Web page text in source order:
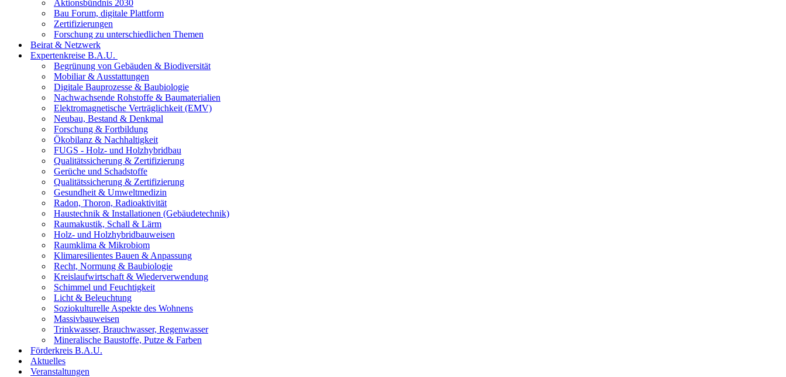
Aktionsbündnis 2030
Bau Forum, digitale Plattform
Zertifizierungen
Forschung zu unterschiedlichen Themen
Beirat & Netzwerk
Expertenkreise B.A.U.
Begrünung von Gebäuden & Biodiversität
Mobiliar & Ausstattungen
Digitale Bauprozesse & Baubiologie
Nachwachsende Rohstoffe & Baumaterialien
Elektromagnetische Verträglichkeit (EMV)
Neubau, Bestand & Denkmal
Forschung & Fortbildung
Ökobilanz & Nachhaltigkeit
FUGS - Holz- und Holzhybridbau
Qualitätssicherung & Zertifizierung
Gerüche und Schadstoffe
Qualitätssicherung & Zertifizierung
Gesundheit & Umweltmedizin
Radon, Thoron, Radioaktivität
Haustechnik & Installationen (Gebäudetechnik)
Raumakustik, Schall & Lärm
Holz- und Holzhybridbauweisen
Raumklima & Mikrobiom
Klimaresilientes Bauen & Anpassung
Recht, Normung & Baubiologie
Kreislaufwirtschaft & Wiederverwendung
Schimmel und Feuchtigkeit
Licht & Beleuchtung
Soziokulturelle Aspekte des Wohnens
Massivbauweisen
Trinkwasser, Brauchwasser, Regenwasser
Mineralische Baustoffe, Putze & Farben
Förderkreis B.A.U.
Aktuelles
Veranstaltungen